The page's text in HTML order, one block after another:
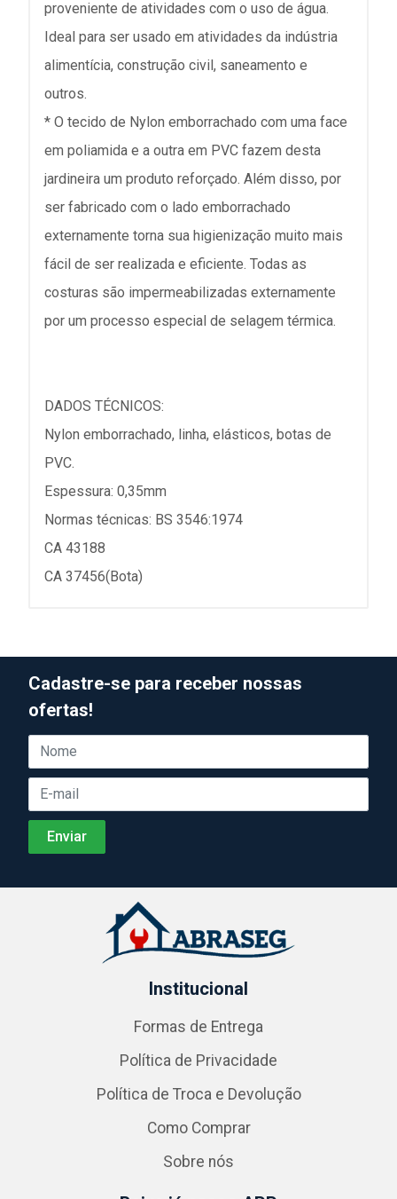
proveniente de atividades com o uso de água.
Ideal para ser usado em atividades da indústria
alimentícia, construção civil, saneamento e
outros.
* O tecido de Nylon emborrachado com uma face
em poliamida e a outra em PVC fazem desta
jardineira um produto reforçado. Além disso, por
ser fabricado com o lado emborrachado
externamente torna sua higienização muito mais
fácil de ser realizada e eficiente. Todas as
costuras são impermeabilizadas externamente
por um processo especial de selagem térmica.
DADOS TÉCNICOS:
Nylon emborrachado, linha, elásticos, botas de
PVC.
Espessura: 0,35mm
Normas técnicas: BS 3546:1974
CA 43188
CA 37456(Bota)
Cadastre-se para receber nossas
ofertas!
Institucional
Formas de Entrega
Política de Privacidade
Política de Troca e Devolução
Como Comprar
Sobre nós